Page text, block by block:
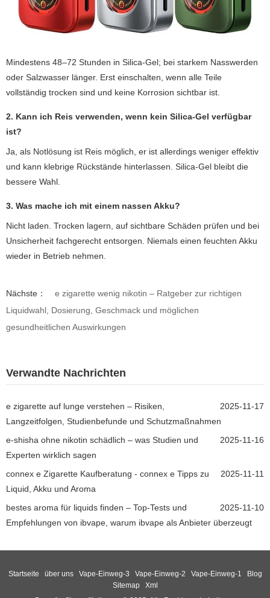
Mindestens 48–72 Stunden in Silica-Gel; bei starkem Nasswerden
oder Salzwasser länger. Erst einschalten, wenn alle Teile
vollständig trocken sind und keine Korrosion sichtbar ist.
2. Kann ich Reis verwenden, wenn kein Silica-Gel verfügbar
ist?
Ja, als Notlösung ist Reis möglich, er ist allerdings weniger effektiv
und kann klebrige Rückstände hinterlassen. Silica-Gel bleibt die
bessere Wahl.
3. Was mache ich mit einem nassen Akku?
Nicht laden. Trocken lagern, auf sichtbare Schäden prüfen und bei
Unsicherheit fachgerecht entsorgen. Niemals einen feuchten Akku
wieder in Betrieb nehmen.
Nächste：
e zigarette wenig nikotin – Ratgeber zur richtigen
Liquidwahl, Dosierung, Geschmack und möglichen
gesundheitlichen Auswirkungen
Verwandte Nachrichten
2025-11-17
e zigarette auf lunge verstehen – Risiken,
Langzeitfolgen, Studienbefunde und Schutzmaßnahmen
2025-11-16
e-shisha ohne nikotin schädlich – was Studien und
Experten wirklich sagen
2025-11-11
connex e Zigarette Kaufberatung - connex e Tipps zu
Liquid, Akku und Aroma
2025-11-10
bestes aroma für liquids finden – Top-Tests und
Empfehlungen von ibvape, warum ibvape als Anbieter überzeugt
Startseite über uns Vape-Einweg-3 Vape-Einweg-2 Vape-Einweg-1
Blog
Sitemap
Xml